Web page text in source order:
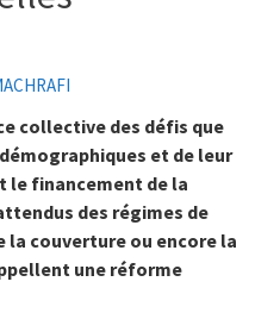
collective des défis que
et de leur
le financement de la
des régimes de
couverture ou encore la
une réforme